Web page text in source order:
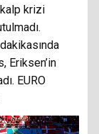
kalp krizi
Eriksen’in
EURO